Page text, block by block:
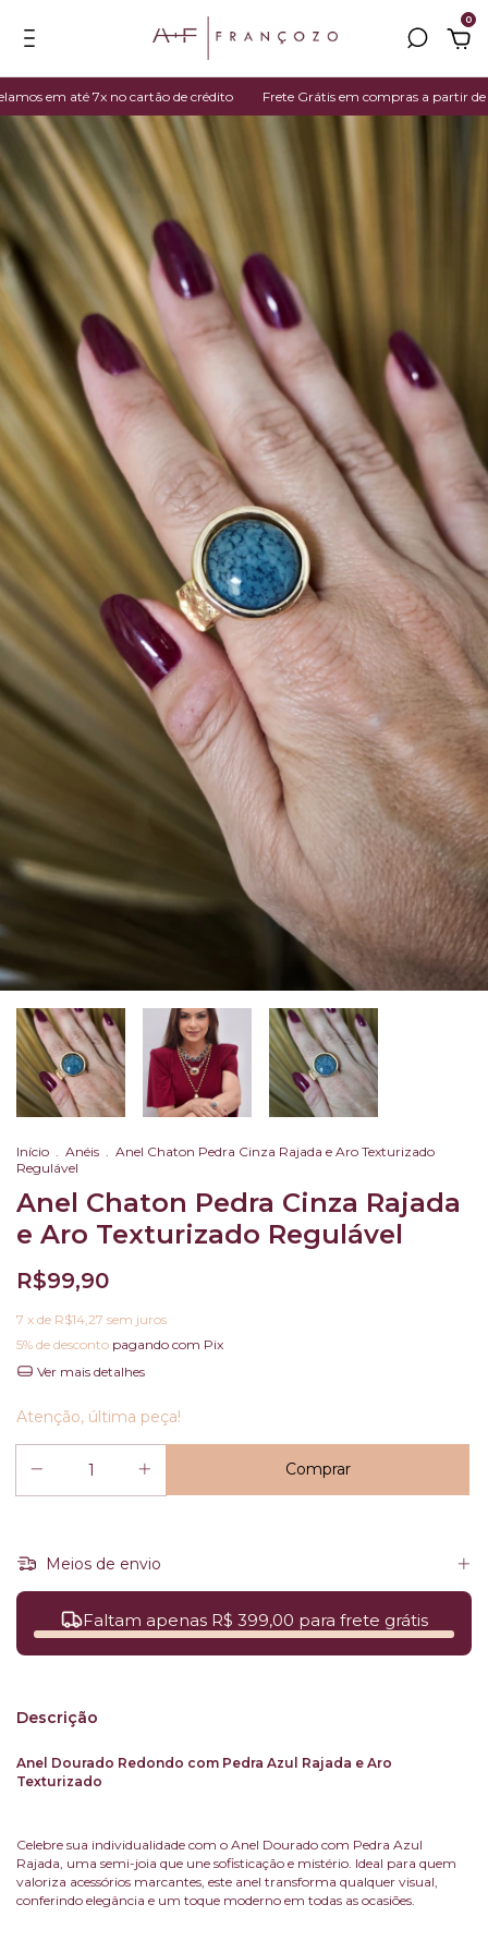
0
em até 7x no cartão de crédito Frete Grátis em compras a partir de R$
Início Anéis
Anel Chaton Pedra Cinza Rajada e Aro Texturizado
Regulável
Anel Chaton Pedra Cinza Rajada
e Aro Texturizado Regulável
R$99,90
7 x de R$14,27 sem juros
5% de desconto pagando com Pix
Ver mais detalhes
Atenção, última peça!
Meios de envio
Faltam apenas R$ 399,00 para frete grátis
Descrição
Anel Dourado Redondo com Pedra Azul Rajada e Aro
Texturizado
Celebre sua individualidade com o Anel Dourado com Pedra Azul
Rajada, uma semi-joia que une sofisticação e mistério. Ideal para quem
valoriza acessórios marcantes, este anel transforma qualquer visual,
conferindo elegância e um toque moderno em todas as ocasiões.